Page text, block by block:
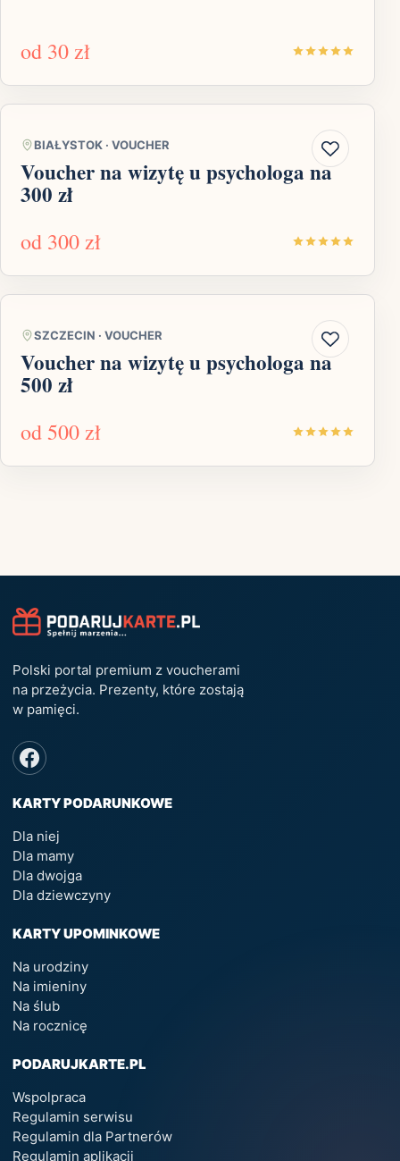
od 30 zł
BIAŁYSTOK · VOUCHER
Voucher na wizytę u psychologa na
300 zł
od 300 zł
SZCZECIN · VOUCHER
Voucher na wizytę u psychologa na
500 zł
od 500 zł
Polski portal premium z voucherami
na przeżycia. Prezenty, które zostają
w pamięci.
KARTY PODARUNKOWE
Dla niej
Dla mamy
Dla dwojga
Dla dziewczyny
KARTY UPOMINKOWE
Na urodziny
Na imieniny
Na ślub
Na rocznicę
PODARUJKARTE.PL
Wspolpraca
Regulamin serwisu
Regulamin dla Partnerów
Regulamin aplikacji